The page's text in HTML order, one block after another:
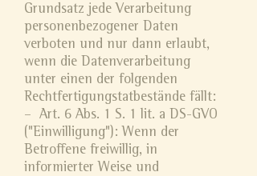
Grundsatz jede Verarbeitung
personenbezogener Daten
verboten und nur dann erlaubt,
wenn die Datenverarbeitung
unter einen der folgenden
Rechtfertigungstatbestände fällt:
– Art. 6 Abs. 1 S. 1 lit. a DS-GVO
("Einwilligung"): Wenn der
Betroffene freiwillig, in
informierter Weise und